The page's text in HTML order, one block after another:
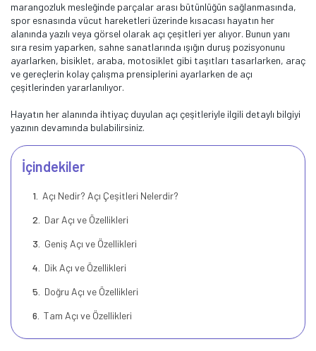
marangozluk mesleğinde parçalar arası bütünlüğün sağlanmasında,
spor esnasında vücut hareketleri üzerinde kısacası hayatın her
alanında yazılı veya görsel olarak açı çeşitleri yer alıyor. Bunun yanı
sıra resim yaparken, sahne sanatlarında ışığın duruş pozisyonunu
ayarlarken, bisiklet, araba, motosiklet gibi taşıtları tasarlarken, araç
ve gereçlerin kolay çalışma prensiplerini ayarlarken de açı
çeşitlerinden yararlanılıyor.
Hayatın her alanında ihtiyaç duyulan açı çeşitleriyle ilgili detaylı bilgiyi
yazının devamında bulabilirsiniz.
İçindekiler
Açı Nedir? Açı Çeşitleri Nelerdir?
Dar Açı ve Özellikleri
Geniş Açı ve Özellikleri
Dik Açı ve Özellikleri
Doğru Açı ve Özellikleri
Tam Açı ve Özellikleri